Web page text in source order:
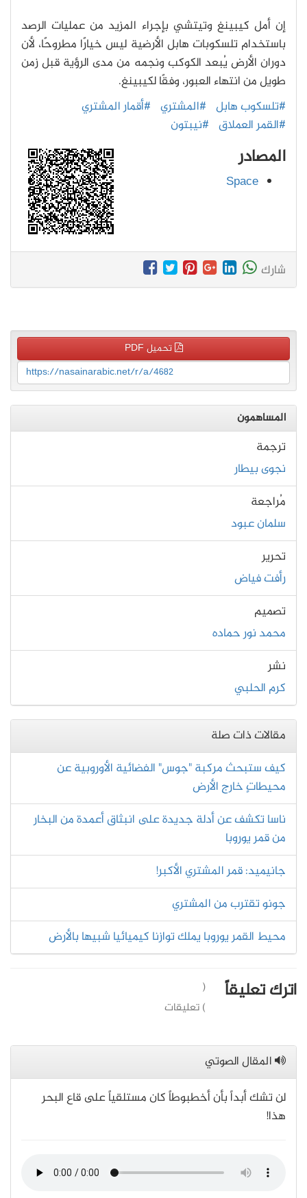
إن أمل كيبينغ وتيتشي بإجراء المزيد من عمليات الرصد
باستخدام تلسكوبات هابل الأرضية ليس خيارًا مطروحًا، لأن
دوران الأرض يُبعد الكوكب ونجمه من مدى الرؤية قبل زمن
طويل من انتهاء العبور، وفقًا لكيبينغ.
#تلسكوب هابل #المشتري #أقمار المشتري
#القمر العملاق #نيبتون
المصادر
Space
شارك
تحميل PDF
https://nasainarabic.net/r/a/4682
المساهمون
ترجمة
نجوى بيطار
مُراجعة
سلمان عبود
تحرير
رأفت فياض
تصميم
محمد نور حماده
نشر
كرم الحلبي
مقالات ذات صلة
كيف ستبحث مركبة "جوس" الفضائية الأوروبية عن
محيطاتٍ خارج الأرض
ناسا تكشف عن أدلة جديدة على انبثاق أعمدة من البخار
من قمر يوروبا
جانيميد: قمر المشتري الأكبر!
جونو تقترب من المشتري
محيط القمر يوروبا يملك توازنا كيميائيا شبيها بالأرض
اترك تعليقاً
(
) تعليقات
المقال الصوتي
لن تشك أبداً بأن أخطبوطاً كان مستلقياً على قاع البحر
هذا!